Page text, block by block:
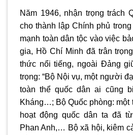
Năm 1946, nhận trọng trách
cho thành lập Chính phủ
mạnh toàn dân tộc vào việc
gia, Hồ Chí Minh đã trân
thức nổi tiếng, ngoài Đảng
trọng: “Bộ Nội vụ, một người
toàn thể quốc dân ai cũng
Kháng…; Bộ Quốc phòng: một
hoạt động quốc dân ta đã
Phan Anh,… Bộ xã hội, kiêm